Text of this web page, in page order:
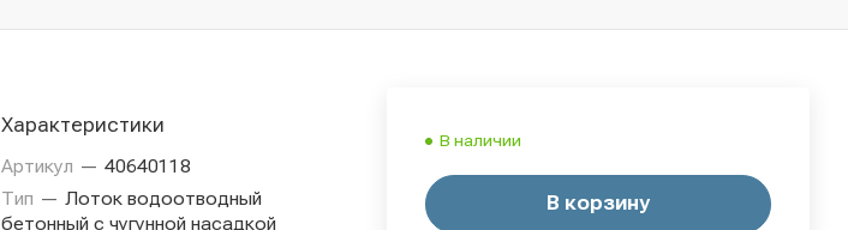
В наличии
В корзину
Характеристики
Артикул — 40640118
Тип — Лоток водоотводный
бетонный с чугунной насадкой